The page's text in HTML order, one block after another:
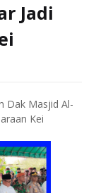
Jadi
Dak Masjid Al-
Kei